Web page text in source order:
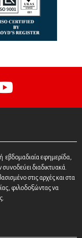
youtube
εβδομαδιαία εφημερίδα,
διαδικτυακά.
στις αρχές και στα
φιλοδοξώντας να